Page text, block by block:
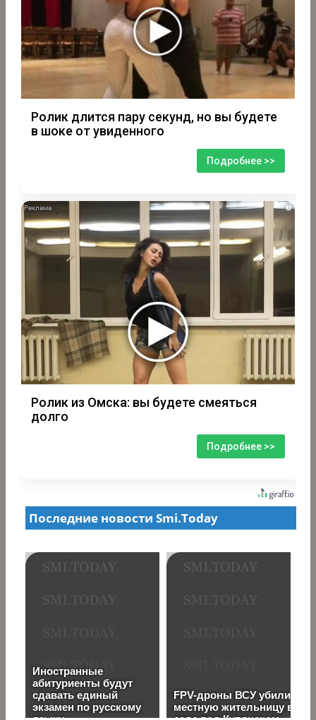
Ролик длится пару секунд, но вы будете
в шоке от увиденного
Подробнее >>
i
Ролик из Омска: вы будете смеяться
долго
Подробнее >>